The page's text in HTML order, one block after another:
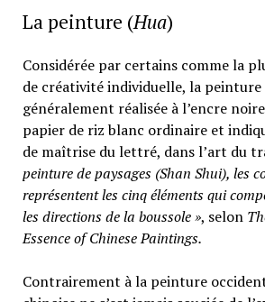
La peinture (Hua)
Considérée par certains comme la
de créativité individuelle, la
généralement réalisée à l’encre
papier de riz blanc ordinaire et
de maîtrise du lettré, dans l’art du
peinture de paysages (Shan Shui), les
représentent les cinq éléments qui
les directions de la boussole », selon
Essence of Chinese Paintings.
Contrairement à la peinture